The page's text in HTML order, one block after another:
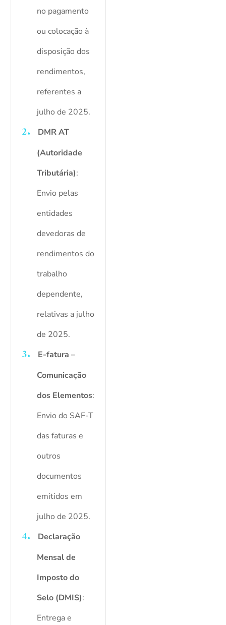
no pagamento
ou colocação à
disposição dos
rendimentos,
referentes a
julho de 2025.
DMR AT
(Autoridade
Tributária):
Envio pelas
entidades
devedoras de
rendimentos do
trabalho
dependente,
relativas a julho
de 2025.
E-fatura –
Comunicação
dos Elementos:
Envio do SAF-T
das faturas e
outros
documentos
emitidos em
julho de 2025.
Declaração
Mensal de
Imposto do
Selo (DMIS):
Entrega e